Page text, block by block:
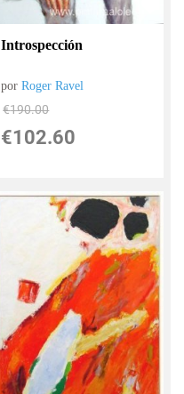
Introspección
porRoger Ravel
€190.00
€102.60